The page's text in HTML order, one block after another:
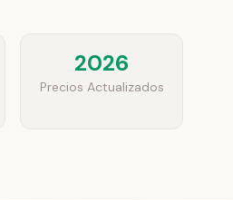
2026
Precios Actualizados